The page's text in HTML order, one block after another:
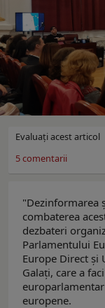
Evaluaţi acest articol
5comentarii
"Dezinformarea
combaterea
dezbateri
Parlamentului
Europe Direct și
Galați, care a
europene.